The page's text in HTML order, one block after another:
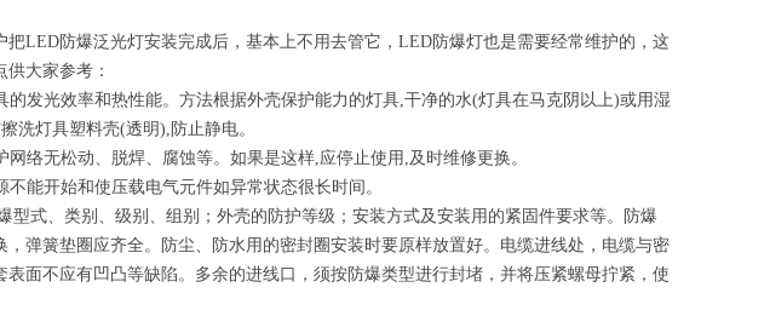
LED防爆泛光灯安装完成后，基本上不用去管它，LED防爆灯也是需要经常维护的，这
大家参考：
发光效率和热性能。方法根据外壳保护能力的灯具,干净的水(灯具在马克阴以上)或用湿
洗灯具塑料壳(透明),防止静电。
络无松动、脱焊、腐蚀等。如果是这样,应停止使用,及时维修更换。
能开始和使压载电气元件如异常状态很长时间。
型式、类别、级别、组别；外壳的防护等级；安装方式及安装用的紧固件要求等。防爆
弹簧垫圈应齐全。防尘、防水用的密封圈安装时要原样放置好。电缆进线处，电缆与密
面不应有凹凸等缺陷。多余的进线口，须按防爆类型进行封堵，并将压紧螺母拧紧，使